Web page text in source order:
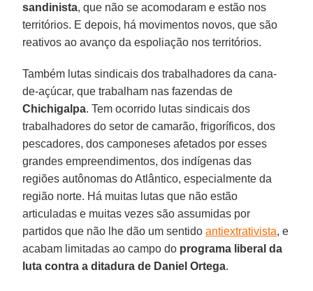
sandinista, que não se acomodaram e estão nos
territórios. E depois, há movimentos novos, que são
reativos ao avanço da espoliação nos territórios.
Também lutas sindicais dos trabalhadores da cana-
de-açúcar, que trabalham nas fazendas de
Chichigalpa. Tem ocorrido lutas sindicais dos
trabalhadores do setor de camarão, frigoríficos, dos
pescadores, dos camponeses afetados por esses
grandes empreendimentos, dos indígenas das
regiões autônomas do Atlântico, especialmente da
região norte. Há muitas lutas que não estão
articuladas e muitas vezes são assumidas por
partidos que não lhe dão um sentidoantiextrativista, e
acabam limitadas ao campo do programa liberal da
luta contra a ditadura de Daniel Ortega.